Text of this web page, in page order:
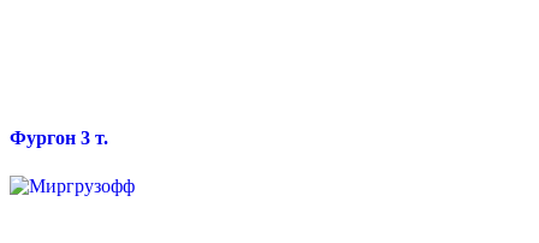
Фургон 3 т.